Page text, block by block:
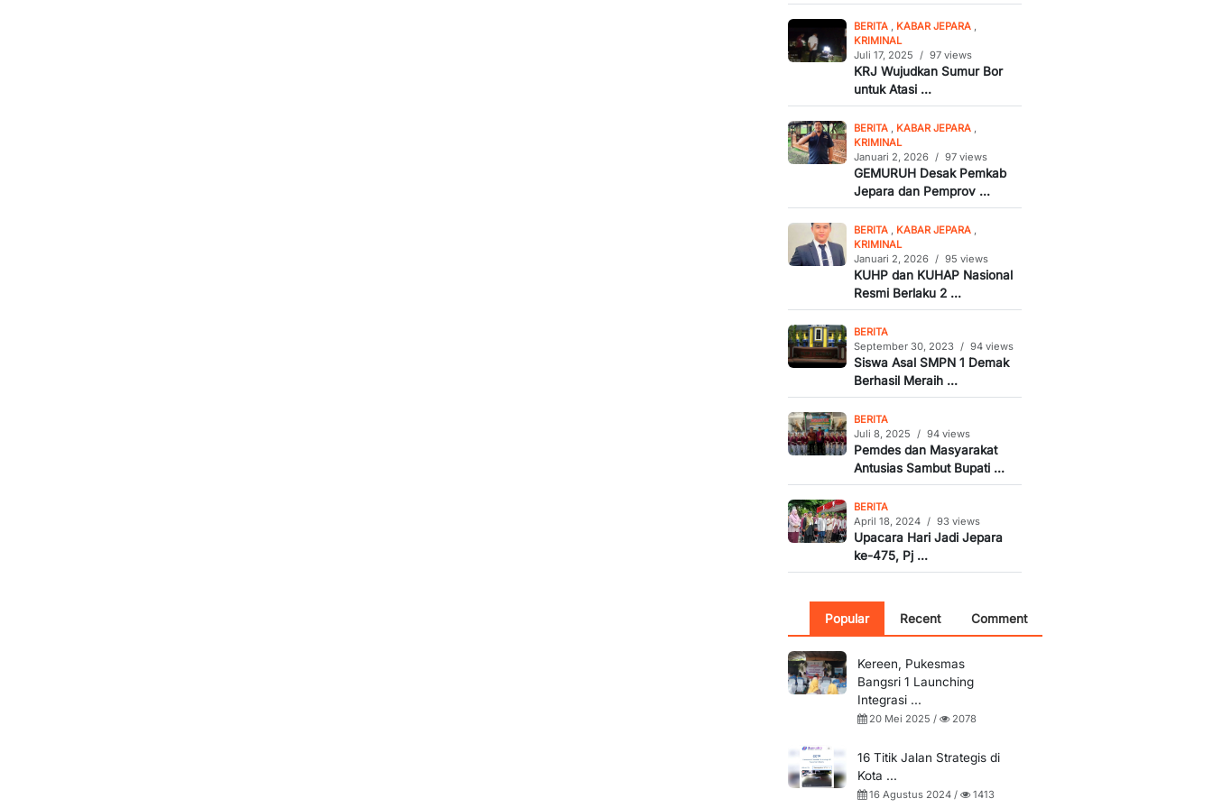
BERITA KABAR JEPARA
KRIMINAL
Juli 17, 2025
/ 97 views
KRJ Wujudkan Sumur Bor
untuk Atasi ...
BERITA KABAR JEPARA
KRIMINAL
Januari 2, 2026 / 97 views
GEMURUH Desak Pemkab
Jepara dan Pemprov ...
BERITA KABAR JEPARA
KRIMINAL
Januari 2, 2026 / 95 views
KUHP dan KUHAP Nasional
Resmi Berlaku 2 ...
BERITA
September 30, 2023 / 94 views
Siswa Asal SMPN 1 Demak
Berhasil Meraih ...
BERITA
Juli 8, 2025
/ 94 views
Pemdes dan Masyarakat
Antusias Sambut Bupati ...
BERITA
April 18, 2024 / 93 views
Upacara Hari Jadi Jepara
ke-475, Pj ...
Popular Recent Comment
Kereen, Pukesmas
Bangsri 1 Launching
Integrasi ...
20 Mei 2025 / 2078
16 Titik Jalan Strategis di
Kota ...
16 Agustus 2024 / 1413